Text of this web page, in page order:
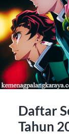
Daftar
Tahun